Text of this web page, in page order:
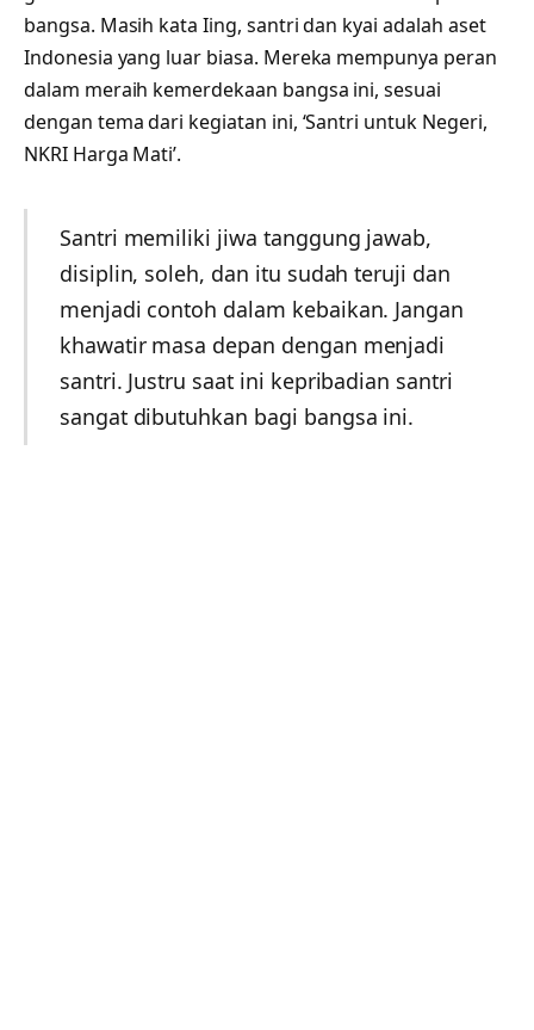
bangsa. Masih kata Iing, santri dan kyai adalah aset
Indonesia yang luar biasa. Mereka mempunya peran
dalam meraih kemerdekaan bangsa ini, sesuai
dengan tema dari kegiatan ini, ‘Santri untuk Negeri,
NKRI Harga Mati’.
Santri memiliki jiwa tanggung jawab,
disiplin, soleh, dan itu sudah teruji dan
menjadi contoh dalam kebaikan. Jangan
khawatir masa depan dengan menjadi
santri. Justru saat ini kepribadian santri
sangat dibutuhkan bagi bangsa ini.